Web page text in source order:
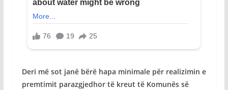
Deri më sot janë bërë hapa minimale për realizimin e
premtimit parazgjedhor të kreut të Komunës së